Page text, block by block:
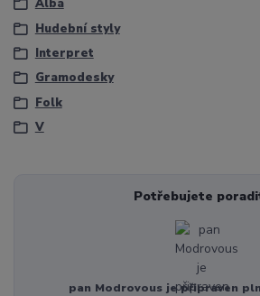
Alba
Hudební styly
Interpret
Gramodesky
Folk
V
Potřebujete
pan Modrovous je připraven